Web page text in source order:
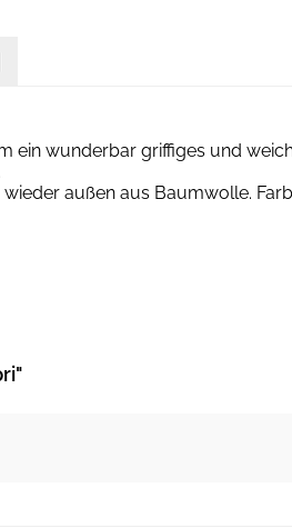
ein wunderbar griffiges und
außen aus Baumwolle.